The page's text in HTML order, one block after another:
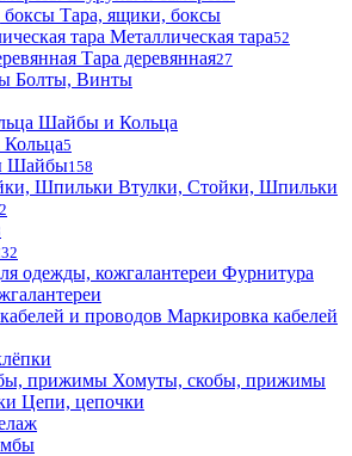
Тара, ящики, боксы
Металлическая тара52
Тара деревянная27
Болты, Винты
Шайбы и Кольца
Кольца5
Шайбы158
Втулки, Стойки, Шпильки
32
Фурнитура
Маркировка кабелей
Хомуты, скобы, прижимы
Цепи, цепочки